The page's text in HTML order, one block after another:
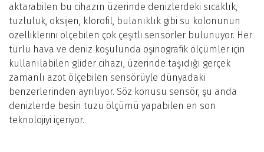
aktarabilen bu cihazın üzerinde denizlerdeki sıcaklık,
tuzluluk, oksijen, klorofil, bulanıklık gibi su kolonunun
özelliklerini ölçebilen çok çeşitli sensörler bulunuyor. Her
türlü hava ve deniz koşulunda oşinografik ölçümler için
kullanılabilen glider cihazı, üzerinde taşıdığı gerçek
zamanlı azot ölçebilen sensörüyle dünyadaki
benzerlerinden ayrılıyor. Söz konusu sensör, şu anda
denizlerde besin tuzu ölçümü yapabilen en son
teknolojiyi içeriyor.